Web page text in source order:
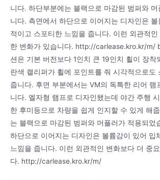
니다. 하단부분에는 블랙으로 마감된 범퍼와
니다. 측면에서 하단으로 이어지는 디자인은 볼
적이고 스포티한 느낌을 줍니다. 이런 외관적인
한 변화가 있습니다. http://carlease.kro.kr/m/
션은 기본 버전보다 1인치 큰 19인치 휠이 장착
란색 캘리퍼가 휠에 포인트를 줘 시각적으로도
줍니다. 후면 부분에서는 VM의 독특한 리어 램
니다. 엘자형 램프로 디자인됐는데 야간 주행
한 후미등으로 차량을 쉽게 인지할 수 있게 해
는 블랙으로 마감된 범퍼와 머플러가 적용되었
하단으로 이어지는 디자인은 볼륨감이 있어 입
느낌을 줍니다. 이런 외관적인 변화보다 더 중
다. http://carlease.kro.kr/m/